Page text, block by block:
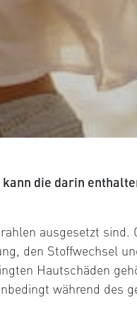
die darin
ausgesetzt sind.
den Stoffwechsel
Hautschäden
während des